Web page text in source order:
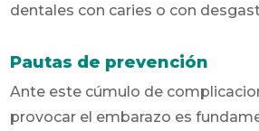
dentales con caries o con
Pautas de prevención
Ante este cúmulo de
provocar el embarazo es